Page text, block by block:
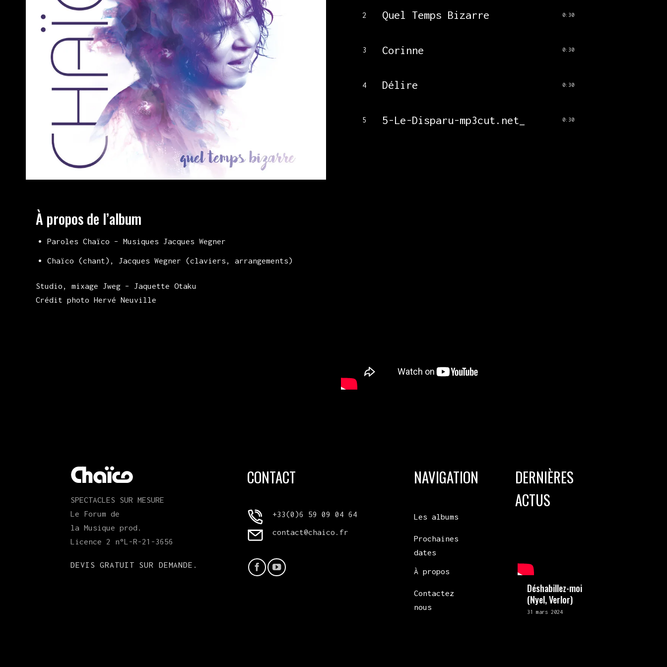
2 Quel Temps Bizarre 0:30
3 Corinne 0:30
4 Délire 0:30
5 5-Le-Disparu-mp3cut.net_ 0:30
À propos de l’album
Paroles Chaïco – Musiques Jacques Wegner
Chaïco (chant), Jacques Wegner (claviers, arrangements)
Studio, mixage Jweg – Jaquette Otaku
Crédit photo Hervé Neuville
SPECTACLES SUR MESURE
Le Forum de
la Musique prod.
Licence 2 n°L-R-21-3656
DEVIS GRATUIT SUR DEMANDE.
CONTACT
+33(0)6 59 09 04 64
contact@chaico.fr
NAVIGATION
Les albums
Prochaines
dates
À propos
Contactez
nous
DERNIÈRES
ACTUS
Déshabillez-moi
(Nyel, Verlor)
31 mars 2024